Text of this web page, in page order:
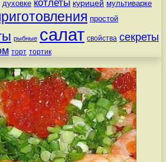
духовке котлеты курицей мультиварке
простой
рыбные салат свойства секреты
торт тортик